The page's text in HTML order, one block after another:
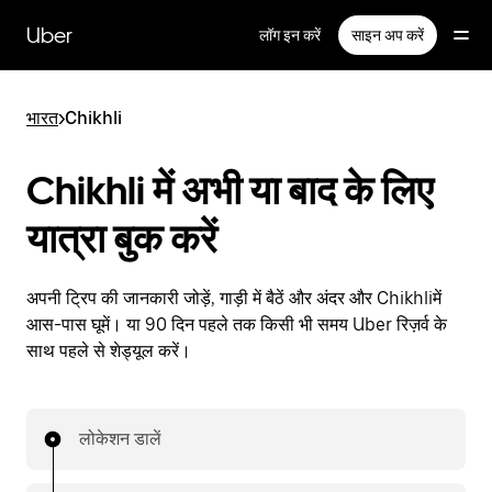
सामग्री
पर
Uber लॉग इन करें साइन अप करें
भारत>Chikhli
Chikhli में अभी या बाद के लिए
यात्रा बुक करें
अपनी ट्रिप की जानकारी जोड़ें, गाड़ी में बैठें और अंदर और Chikhliमें
आस-पास घूमें। या 90 दिन पहले तक किसी भी समय Uber रिज़र्व के
साथ पहले से शेड्यूल करें।
लोकेशन डालें